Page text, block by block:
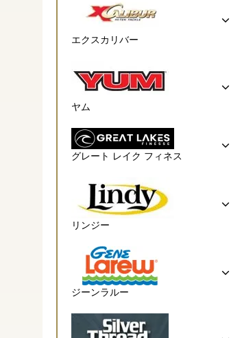
エクスカリバー
ヤム
グレート レイク フィネス
リンジー
ジーンラルー